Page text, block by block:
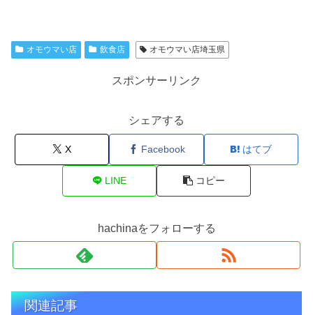
オモウマい店 飲食店 オモウマい店埼玉県
スポンサーリンク
シェアする
X Facebook はてブ
LINE コピー
hachinaをフォローする
関連記事